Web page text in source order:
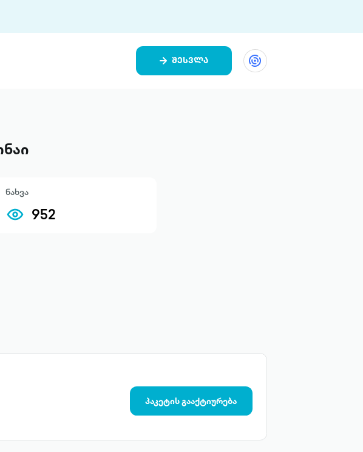
შესვლა
ნახვა
952
პაკეტის გააქტიურება